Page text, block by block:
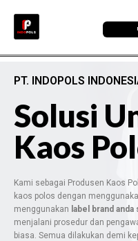
PT. INDOPOLS
Solusi
Kaos
Kami sebagai Produsen Kaos
kaos polos dengan
menggunakan label brand
menjalani prosedur dan
biasa. Semua dilakukan demi